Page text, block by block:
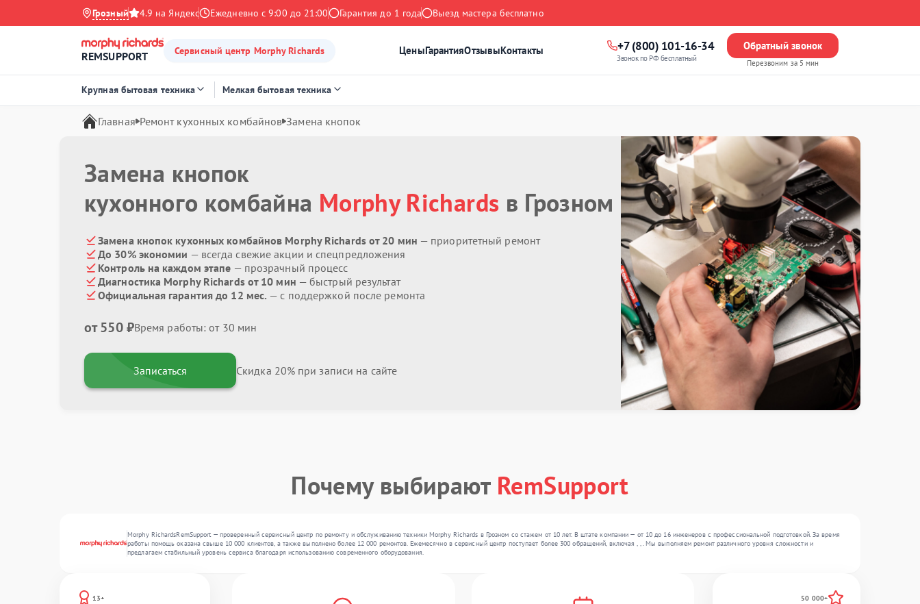
Грозный 4.9 на Яндекс Ежедневно с 9:00 до 21:00 Гарантия до 1 года Выезд мастера бесплатно
REMSUPPORT Сервисный центр Morphy Richards ЦеныГарантияОтзывыКонтакты +7 (800) 101-16-34
Звонок по РФ бесплатный
Обратный звонок
Перезвоним за 5 мин
Крупная бытовая техника Мелкая бытовая техника
Главная Ремонт кухонных комбайнов Замена кнопок
Замена кнопок
кухонного комбайна Morphy Richards в Грозном
Замена кнопок кухонных комбайнов Morphy Richards от 20 мин — приоритетный ремонт
До 30% экономии — всегда свежие акции и спецпредложения
Контроль на каждом этапе — прозрачный процесс
Диагностика Morphy Richards от 10 мин — быстрый результат
Официальная гарантия до 12 мес. — с поддержкой после ремонта
от 550 ₽Время работы: от 30 мин
Записаться Скидка 20% при записи на сайте
Почему выбирают RemSupport
Morphy RichardsRemSupport — проверенный сервисный центр по ремонту и обслуживанию техники Morphy Richards в Грозном со стажем от 10 лет. В штате компании — от 10 до 16 инженеров с профессиональной подготовкой. За время
работы помощь оказана свыше 10 000 клиентов, а также выполнено более 12 000 ремонтов. Ежемесячно в сервисный центр поступает более 300 обращений, включая , , . Мы выполняем ремонт различного уровня сложности и
предлагаем стабильный уровень сервиса благодаря использованию современного оборудования.
13+
50 000+